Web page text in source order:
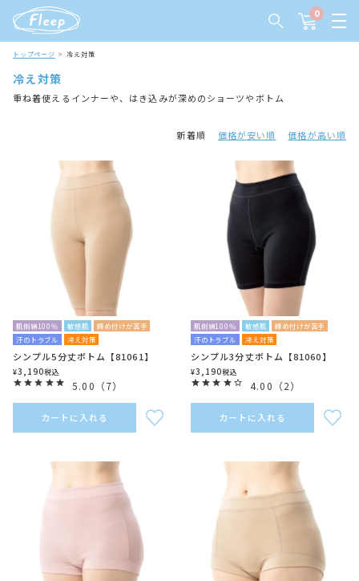
0
トップページ 冷え対策
冷え対策
重ね着使えるインナーや、はき込みが深めのショーツやボトム
新着順 価格が安い順 価格が高い順
肌側綿100％ 敏感肌
締め付けが苦手
汗のトラブル
冷え対策
シンプル5分丈ボトム【81061】
¥3,190税込
5.00 （7）
カートに入れる
肌側綿100％ 敏感肌
締め付けが苦手
汗のトラブル
冷え対策
シンプル3分丈ボトム【81060】
¥3,190税込
4.00 （2）
カートに入れる